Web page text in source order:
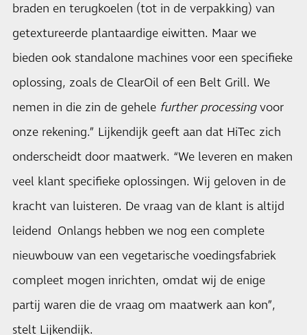
braden en terugkoelen (tot in de verpakking) van
getextureerde plantaardige eiwitten. Maar we
bieden ook standalone machines voor een specifieke
oplossing, zoals de ClearOil of een Belt Grill. We
nemen in die zin de gehele further processingvoor
onze rekening.” Lijkendijk geeft aan dat HiTec zich
onderscheidt door maatwerk. “We leveren en maken
veel klant specifieke oplossingen. Wij geloven in de
kracht van luisteren. De vraag van de klant is altijd
leidend Onlangs hebben we nog een complete
nieuwbouw van een vegetarische voedingsfabriek
compleet mogen inrichten, omdat wij de enige
partij waren die de vraag om maatwerk aan kon”,
stelt Lijkendijk.